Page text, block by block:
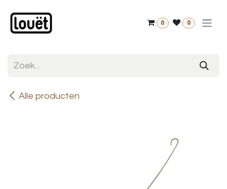
0 0
Alle producten